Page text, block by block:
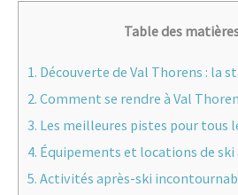
Table des
1. Découverte de Val Thorens : la
2. Comment se rendre à Val
3. Les meilleures pistes pour tous
4. Équipements et locations de ski
5. Activités après-ski